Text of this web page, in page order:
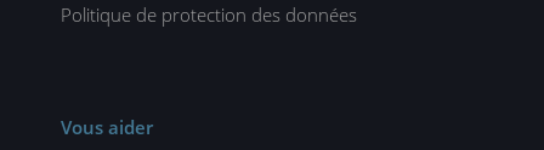
Politique de protection des données
Vous aider